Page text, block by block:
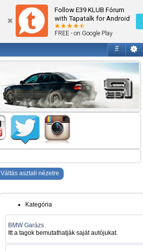
Follow E39 KLUB Fórum
with Tapatalk for Android
FREE - on Google Play
#
Váltás asztali nézetre
Kategória
BMW Garázs
Itt a tagok bemutathatják saját autójukat.